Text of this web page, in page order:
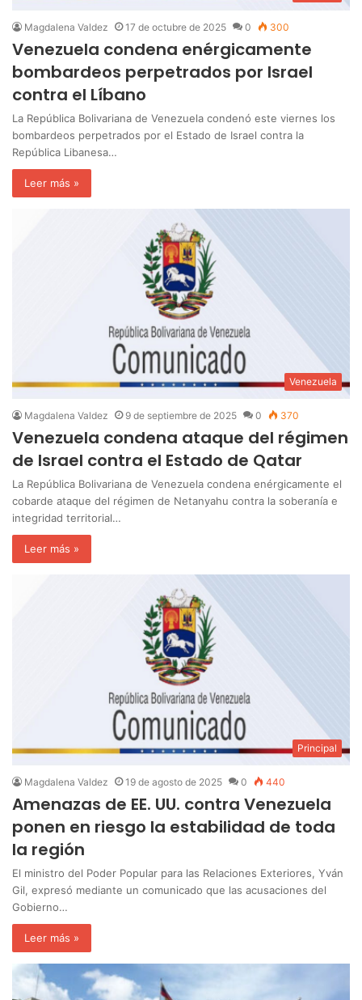
Magdalena Valdez 17 de octubre de 2025 0 300
Venezuela condena enérgicamente
bombardeos perpetrados por Israel
contra el Líbano
La República Bolivariana de Venezuela condenó este viernes los
bombardeos perpetrados por el Estado de Israel contra la
República Libanesa…
Leer más »
Venezuela
Magdalena Valdez 9 de septiembre de 2025 0 370
Venezuela condena ataque del régimen
de Israel contra el Estado de Qatar
La República Bolivariana de Venezuela condena enérgicamente el
cobarde ataque del régimen de Netanyahu contra la soberanía e
integridad territorial…
Leer más »
Principal
Magdalena Valdez 19 de agosto de 2025 0 440
Amenazas de EE. UU. contra Venezuela
ponen en riesgo la estabilidad de toda
la región
El ministro del Poder Popular para las Relaciones Exteriores, Yván
Gil, expresó mediante un comunicado que las acusaciones del
Gobierno…
Leer más »